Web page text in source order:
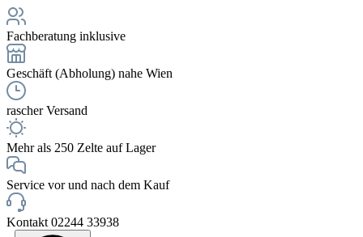
Fachberatung inklusive
Geschäft (Abholung) nahe Wien
rascher Versand
Mehr als 250 Zelte auf Lager
Service vor und nach dem Kauf
Kontakt 02244 33938